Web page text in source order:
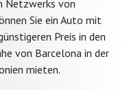
Netzwerks von
Sie ein Auto mit
Preis in den
von Barcelona in der
mieten.